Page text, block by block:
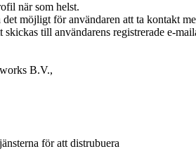
när som helst.
möjligt för användaren att ta kontakt
till användarens registrerade e-
B.V.,
för att distrubuera